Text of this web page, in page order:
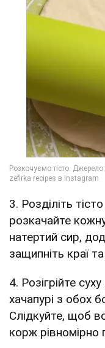
3. Розділіть
розкачайте
натертий сир,
защипніть краї
4. Розігрійте
хачапурі з обох
Слідкуйте, щоб
корж рівномірно